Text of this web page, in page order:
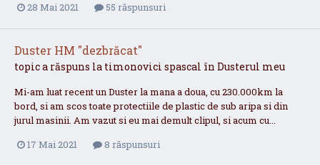
28 Mai 2021
55 răspunsuri
Duster HM "dezbrăcat"
topic a răspuns la timonovici spascal în Dusterul meu
Mi-am luat recent un Duster la mana a doua, cu 230.000km la
bord, si am scos toate protectiile de plastic de sub aripa si din
jurul masinii. Am vazut si eu mai demult clipul, si acum cu...
17 Mai 2021
8 răspunsuri